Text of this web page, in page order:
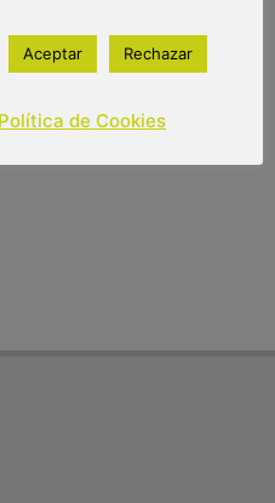
Aceptar Rechazar
de Cookies